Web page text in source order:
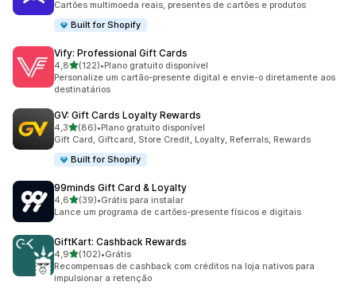
Cartões multimoeda reais, presentes de cartões e produtos
Built for Shopify
Vify: Professional Gift Cards
4,8de 5 estrelas
(122)
122 avaliações ao todo
•Plano gratuito disponível
Personalize um cartão-presente digital e envie-o diretamente aos
destinatários
GV: Gift Cards Loyalty Rewards
4,3de 5 estrelas
(86)
86 avaliações ao todo
•Plano gratuito disponível
Gift Card, Giftcard, Store Credit, Loyalty, Referrals, Rewards
Built for Shopify
99minds Gift Card & Loyalty
4,6de 5 estrelas
(39)
39 avaliações ao todo
•Grátis para instalar
Lance um programa de cartões-presente físicos e digitais
GiftKart: Cashback Rewards
4,9de 5 estrelas
(102)
102 avaliações ao todo
•Grátis
Recompensas de cashback com créditos na loja nativos para
impulsionar a retenção